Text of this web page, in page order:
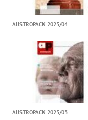
AUSTROPACK 2025/04
AUSTROPACK 2025/03